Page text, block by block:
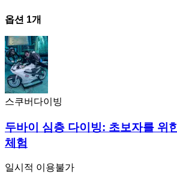
옵션 1개
스쿠버다이빙
두바이 심층 다이빙: 초보자를 위
체험
일시적 이용불가